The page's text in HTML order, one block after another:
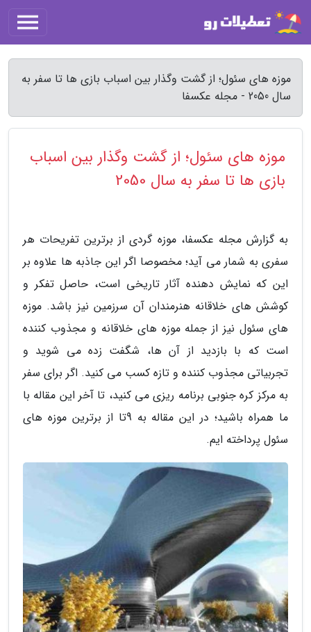
موزه های سئول؛ از گشت وگذار بین اسباب بازی ها تا سفر به
سال 2050 - مجله عکسفا
موزه های سئول؛ از گشت وگذار بین اسباب
بازی ها تا سفر به سال 2050
به گزارش مجله عکسفا، موزه گردی از برترین تفریحات هر
سفری به شمار می آید؛ مخصوصا اگر این جاذبه ها علاوه بر
این که نمایش دهنده آثار تاریخی است، حاصل تفکر و
کوشش های خلاقانه هنرمندان آن سرزمین نیز باشد. موزه
های سئول نیز از جمله موزه های خلاقانه و مجذوب کننده
است که با بازدید از آن ها، شگفت زده می شوید و
تجربیاتی مجذوب کننده و تازه کسب می کنید. اگر برای سفر
به مرکز کره جنوبی برنامه ریزی می کنید، تا آخر این مقاله با
ما همراه باشید؛ در این مقاله به 9تا از برترین موزه های
سئول پرداخته ایم.